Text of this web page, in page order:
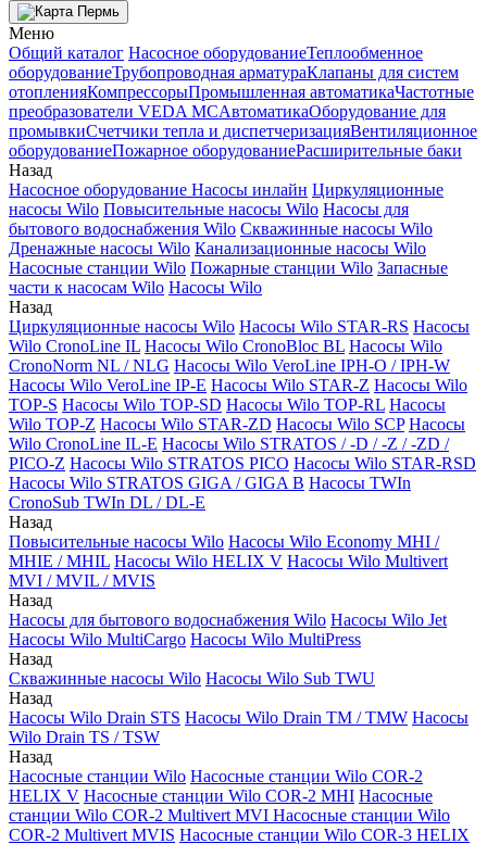
Пермь
Меню
Общий каталог Насосное оборудованиеТеплообменное
оборудованиеТрубопроводная арматураКлапаны для систем
отопленияКомпрессорыПромышленная автоматикаЧастотные
преобразователи VEDA MCАвтоматикаОборудование для
промывкиСчетчики тепла и диспетчеризацияВентиляционное
оборудованиеПожарное оборудованиеРасширительные баки
Назад
Насосное оборудование Насосы инлайн Циркуляционные
насосы Wilo Повысительные насосы Wilo Насосы для
бытового водоснабжения Wilo Скважинные насосы Wilo
Дренажные насосы Wilo Канализационные насосы Wilo
Насосные станции Wilo Пожарные станции Wilo Запасные
части к насосам Wilo Насосы Wilo
Назад
Циркуляционные насосы Wilo Насосы Wilo STAR-RS Насосы
Wilo CronoLine IL Насосы Wilo CronoBloc BL Насосы Wilo
CronoNorm NL / NLG Насосы Wilo VeroLine IPH-O / IPH-W
Насосы Wilo VeroLine IP-E Насосы Wilo STAR-Z Насосы Wilo
TOP-S Насосы Wilo TOP-SD Насосы Wilo TOP-RL Насосы
Wilo TOP-Z Насосы Wilo STAR-ZD Насосы Wilo SCP Насосы
Wilo CronoLine IL-E Насосы Wilo STRATOS / -D / -Z / -ZD /
PICO-Z Насосы Wilo STRATOS PICO Насосы Wilo STAR-RSD
Насосы Wilo STRATOS GIGA / GIGA B Насосы TWIn
CronoSub TWIn DL / DL-E
Назад
Повысительные насосы Wilo Насосы Wilo Economy MHI /
MHIE / MHIL Насосы Wilo HELIX V Насосы Wilo Multivert
MVI / MVIL / MVIS
Назад
Насосы для бытового водоснабжения Wilo Насосы Wilo Jet
Насосы Wilo MultiCargo Насосы Wilo MultiPress
Назад
Скважинные насосы Wilo Насосы Wilo Sub TWU
Назад
Насосы Wilo Drain STS Насосы Wilo Drain TM / TMW Насосы
Wilo Drain TS / TSW
Назад
Насосные станции Wilo Насосные станции Wilo COR-2
HELIX V Насосные станции Wilo COR-2 MHI Насосные
станции Wilo COR-2 Multivert MVI Насосные станции Wilo
COR-2 Multivert MVIS Насосные станции Wilo COR-3 HELIX